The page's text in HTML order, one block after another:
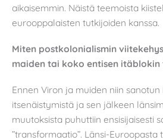
aikaisemmin. Näistä teemoista
eurooppalaisten tutkijoiden kanssa.
Miten postkolonialismin
maiden tai koko entisen itäblokin
Ennen Viron ja muiden niin
itsenäistymistä ja sen jälkeen
muutoksista puhuttiin ensisijaisesti
”transformaatio”. Länsi-